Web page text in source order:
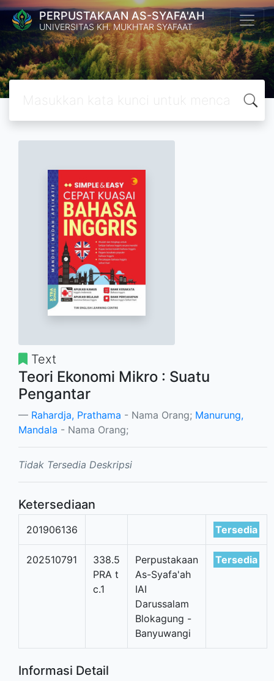
PERPUSTAKAAN AS-SYAFA'AH
UNIVERSITAS KH. MUKHTAR SYAFAAT
Text
Teori Ekonomi Mikro : Suatu
Pengantar
Rahardja, Prathama - Nama Orang; Manurung,
Mandala - Nama Orang;
Tidak Tersedia Deskripsi
Ketersediaan
201906136 Tersedia
202510791
338.5
PRA t
c.1
Perpustakaan
As-Syafa'ah
IAI
Darussalam
Blokagung -
Banyuwangi
Tersedia
Informasi Detail